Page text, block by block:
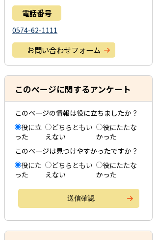
電話番号
0574-62-1111
お問い合わせフォーム
このページに関するアンケート
このページの情報は役に立ちましたか？
役に立
った
どちらともい
えない
役にたたな
かった
このページは見つけやすかったですか？
役にた
った
どちらともい
えない
役にたたな
かった